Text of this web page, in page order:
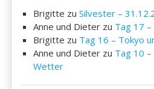
Brigitte zuSilvester –
Anne und Dieter zu Tag 17
Brigitte zu Tag 16 – Tokyo
Anne und Dieter zu Tag 10
Wetter